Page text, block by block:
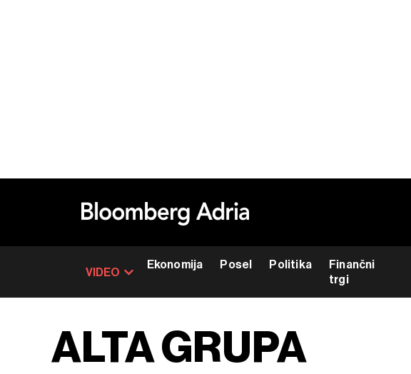
VIDEO
Ekonomija Posel Politika
Finančni
trgi
ALTA GRUPA